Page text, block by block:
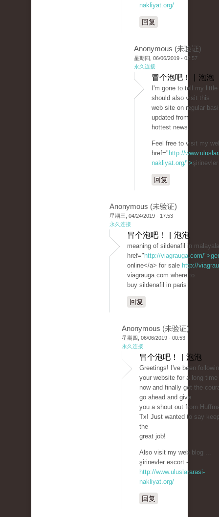
nakliyat.org/
回复
Anonymous (未验证)
星期四, 06/06/2019 - 02:57
永久连接
冒个泡吧！ | 泡泡
I'm gone to tell my
should also visit this
web site on regular
updated from
hottest news.
Feel free to visit my
href=" http://
nakliyat.org/">
回复
Anonymous (未验证)
星期三, 04/24/2019 - 17:53
永久连接
冒个泡吧！ | 泡泡
meaning of sildenafil in
href=" http://viagrauga.com/
online</a> for sale http://
viagrauga.com where to
buy sildenafil in paris
回复
Anonymous (未验证)
星期四, 06/06/2019 - 00:53
永久连接
冒个泡吧！ | 泡泡
Greetings! I've been
your website for a long time
now and finally got the
go ahead and give
you a shout out from
Tx! Just wanted to say
the
great job!
Also visit my web blog ...
şirinevler escort -
http://www.uluslararasi-
nakliyat.org/
回复